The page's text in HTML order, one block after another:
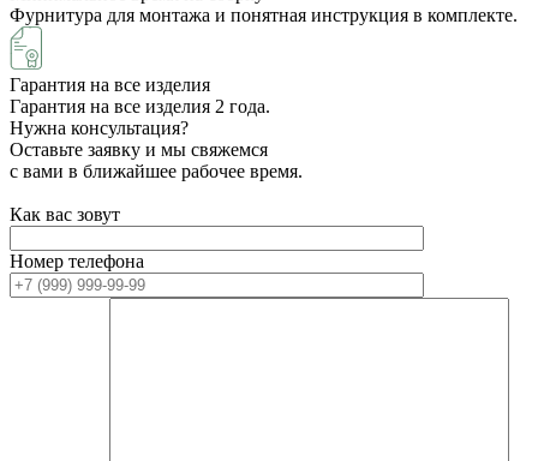
Фурнитура для монтажа и понятная инструкция в комплекте.
Гарантия на все изделия
Гарантия на все изделия 2 года.
Нужна консультация?
Оставьте заявку и мы свяжемся
с вами в ближайшее рабочее время.
Как вас зовут
Номер телефона